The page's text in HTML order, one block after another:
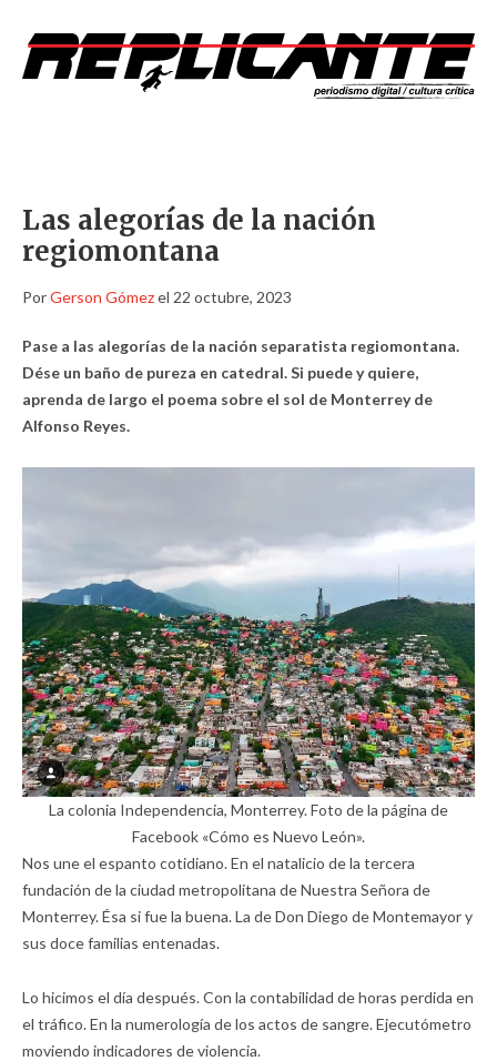
Las alegorías de la nación
regiomontana
PorGerson Gómezel 22 octubre, 2023
Pase a las alegorías de la nación separatista regiomontana.
Dése un baño de pureza en catedral. Si puede y quiere,
aprenda de largo el poema sobre el sol de Monterrey de
Alfonso Reyes.
La colonia Independencia, Monterrey. Foto de la página de
Facebook «Cómo es Nuevo León».
Nos une el espanto cotidiano. En el natalicio de la tercera
fundación de la ciudad metropolitana de Nuestra Señora de
Monterrey. Ésa si fue la buena. La de Don Diego de Montemayor y
sus doce familias entenadas.
Lo hicimos el día después. Con la contabilidad de horas perdida en
el tráfico. En la numerología de los actos de sangre. Ejecutómetro
moviendo indicadores de violencia.